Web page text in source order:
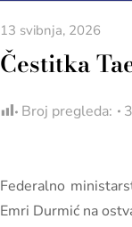
13 svibnja, 2026
Čestitka
Broj pregleda:
Federalno
Emri Durmić na